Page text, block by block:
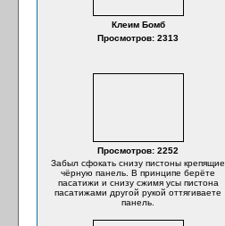
Клеим Бомб
Просмотров: 2313
Просмотров: 2252
Забыл сфокать снизу пистоны крепящие
чёрную панель. В принципе берёте
пасатижи и снизу сжимя усы пистона
пасатижами другой рукой оттягиваете
панель.